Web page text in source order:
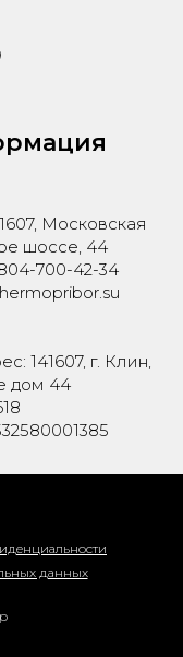
Московская
шоссе, 44
700-42-34
141607, г. Клин,
дом 44
данных